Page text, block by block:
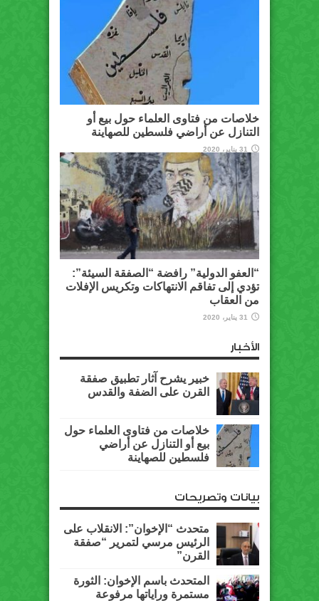
خلاصات من فتاوى العلماء حول بيع أو
التنازل عن أراضي فلسطين للصهاينة
31 يناير، 2020
“العفو الدولية” رافضة “الصفقة السيئة”:
تؤدي إلى تفاقم الانتهاكات وتكريس الإفلات
من العقاب
31 يناير، 2020
الأخبار
خبير يشرح آثار تطبيق صفقة
القرن على الضفة والقدس
خلاصات من فتاوى العلماء حول
بيع أو التنازل عن أراضي
فلسطين للصهاينة
بيانات وتصريحات
متحدث “الإخوان”: الانقلاب على
الرئيس مرسي لتمرير “صفقة
القرن”
المتحدث باسم الإخوان: الثورة
مستمرة وراياتها مرفوعة